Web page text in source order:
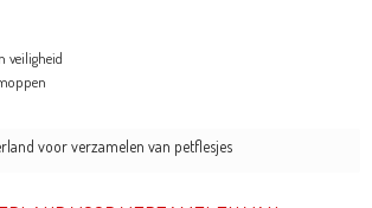
veiligheid
voor verzamelen van petflesjes